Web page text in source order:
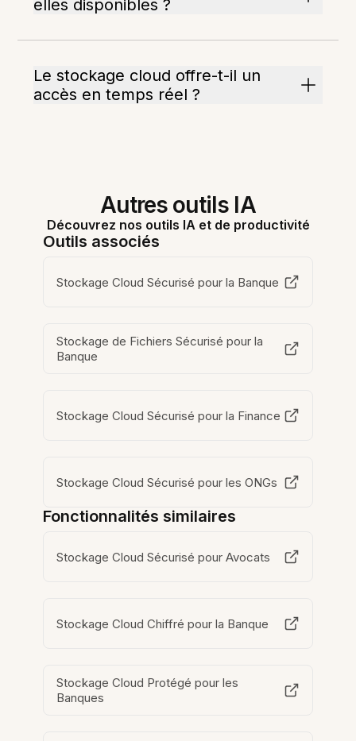
elles disponibles ?
Le stockage cloud offre-t-il un
accès en temps réel ?
Autres outils IA
Découvrez nos outils IA et de productivité
Outils associés
Stockage Cloud Sécurisé pour la Banque
Stockage de Fichiers Sécurisé pour la
Banque
Stockage Cloud Sécurisé pour la Finance
Stockage Cloud Sécurisé pour les ONGs
Fonctionnalités similaires
Stockage Cloud Sécurisé pour Avocats
Stockage Cloud Chiffré pour la Banque
Stockage Cloud Protégé pour les
Banques